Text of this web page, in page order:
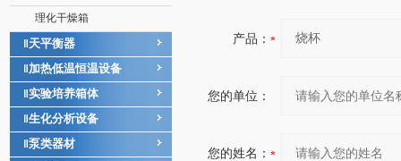
理化干燥箱
天平衡器
加热低温恒温设备
实验培养箱体
生化分析设备
泵类器材
产品：
您的单位：
您的姓名：